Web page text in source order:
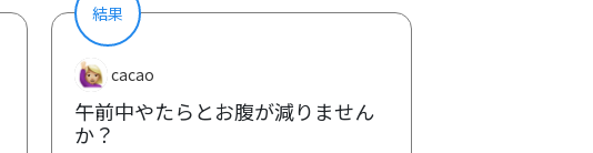
結果
cacao
午前中やたらとお腹が減りません
か？